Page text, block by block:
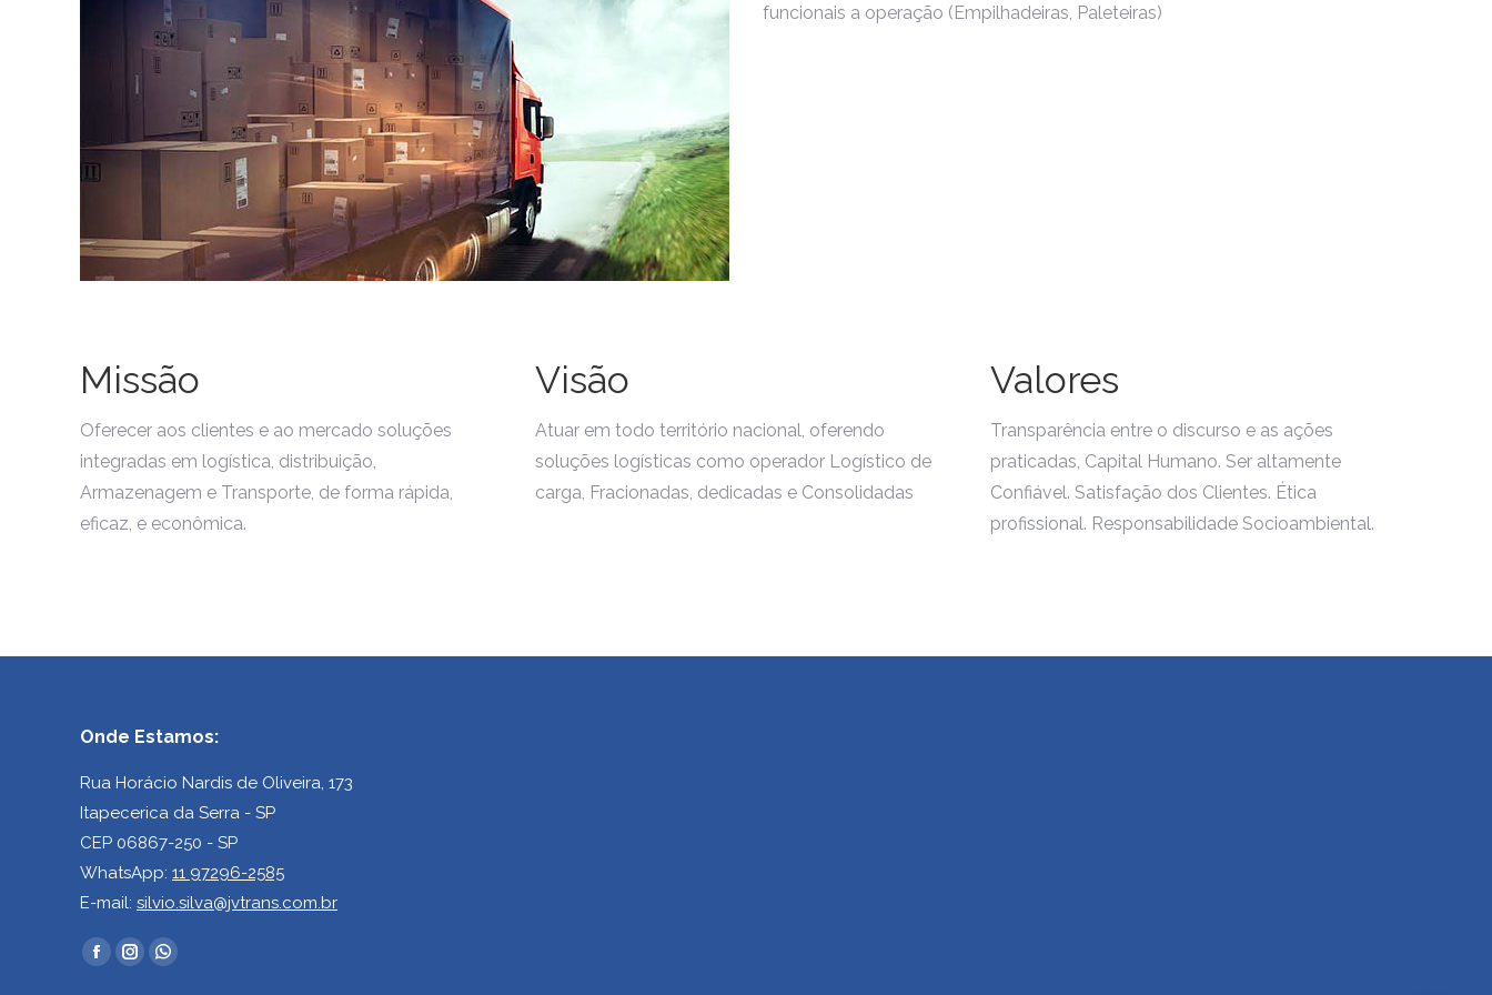
funcionais a operação (Empilhadeiras, Paleteiras)
Missão
Oferecer aos clientes e ao mercado soluções
integradas em logística, distribuição,
Armazenagem e Transporte, de forma rápida,
eficaz, e econômica.
Visão
Atuar em todo território nacional, oferendo
soluções logísticas como operador Logístico de
carga, Fracionadas, dedicadas e Consolidadas
Valores
Transparência entre o discurso e as ações
praticadas, Capital Humano. Ser altamente
Confiável. Satisfação dos Clientes. Ética
profissional. Responsabilidade Socioambiental.
Onde Estamos:
Rua Horácio Nardis de Oliveira, 173
Itapecerica da Serra - SP
CEP 06867-250 - SP
WhatsApp: 11 97296-2585
E-mail: silvio.silva@jvtrans.com.br
Encontre-
Facebook
InstagramWhatsapp